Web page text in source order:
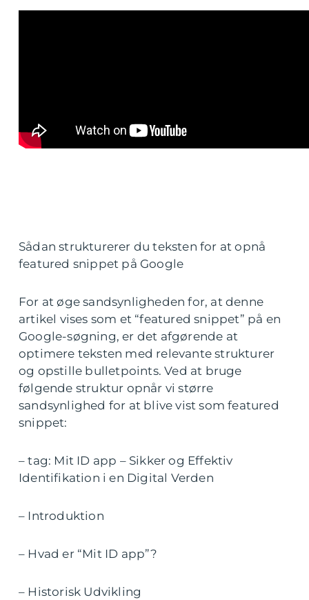
Sådan strukturerer du teksten for at opnå
featured snippet på Google
For at øge sandsynligheden for, at denne
artikel vises som et “featured snippet” på en
Google-søgning, er det afgørende at
optimere teksten med relevante strukturer
og opstille bulletpoints. Ved at bruge
følgende struktur opnår vi større
sandsynlighed for at blive vist som featured
snippet:
– tag: Mit ID app – Sikker og Effektiv
Identifikation i en Digital Verden
– Introduktion
– Hvad er “Mit ID app”?
– Historisk Udvikling